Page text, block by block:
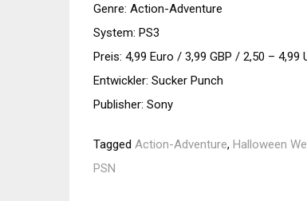
Genre: Action-Adventure
System: PS3
Preis: 4,99 Euro / 3,99 GBP / 2,50 –
Entwickler: Sucker Punch
Publisher: Sony
Tagged Action-Adventure, Halloween
PSN